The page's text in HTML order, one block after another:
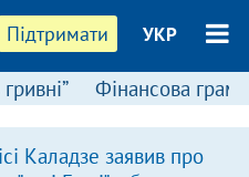
Підтримати УКР
Фінансова
Каладзе заявив про